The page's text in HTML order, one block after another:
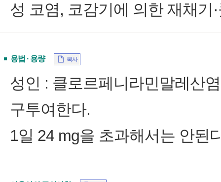
성 코염, 코감기에 의한 재채기
용법 · 용량 복사
성인 : 클로르페니라민말레산
구투여한다.
1일 24 mg을 초과해서는 안된